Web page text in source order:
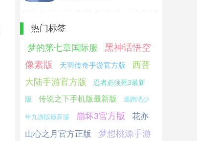
热门标签
梦的第七章国际服
黑神话悟空
像素版
天羽传奇手游官方版
西普
大陆手游官方版
忍者必须死3最新
版 传说之下手机版最新版 逃跑吧少
年九游版最新版 崩坏3官方版
花亦
山心之月官方正版
梦想桃源手游